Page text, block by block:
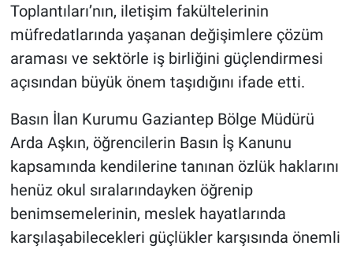
Toplantıları’nın, iletişim fakültelerinin
müfredatlarında yaşanan değişimlere çözüm
araması ve sektörle iş birliğini güçlendirmesi
açısından büyük önem taşıdığını ifade etti.
Basın İlan Kurumu Gaziantep Bölge Müdürü
Arda Aşkın, öğrencilerin Basın İş Kanunu
kapsamında kendilerine tanınan özlük haklarını
henüz okul sıralarındayken öğrenip
benimsemelerinin, meslek hayatlarında
karşılaşabilecekleri güçlükler karşısında önemli